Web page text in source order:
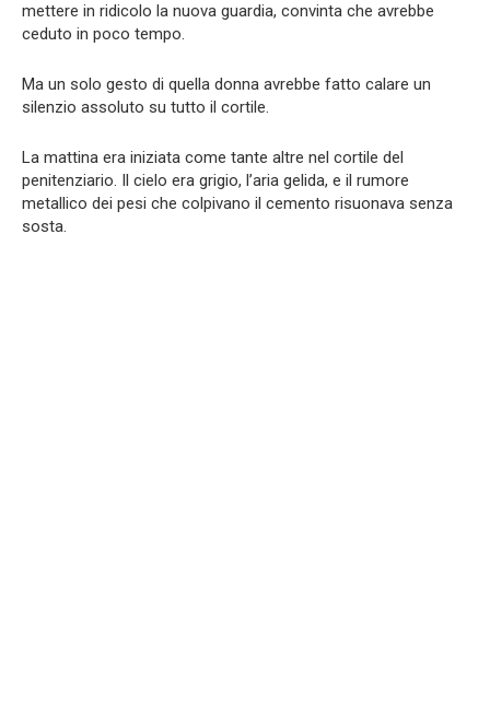
mettere in ridicolo la nuova guardia, convinta che avrebbe
ceduto in poco tempo.
Ma un solo gesto di quella donna avrebbe fatto calare un
silenzio assoluto su tutto il cortile.
La mattina era iniziata come tante altre nel cortile del
penitenziario. Il cielo era grigio, l’aria gelida, e il rumore
metallico dei pesi che colpivano il cemento risuonava senza
sosta.